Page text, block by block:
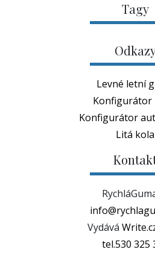
Tagy
Levné letní
Konfigurátor
Konfigurátor
Litá kola
Vydává
tel.530 325